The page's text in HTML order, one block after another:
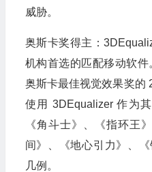
威胁。
奥斯卡奖得主：
机构首选的匹配移动软
奥斯卡最佳视觉效果奖的
使用 3DEqualizer 作为
《角斗士》、《指环王
间》、《地心引力》、
几例。